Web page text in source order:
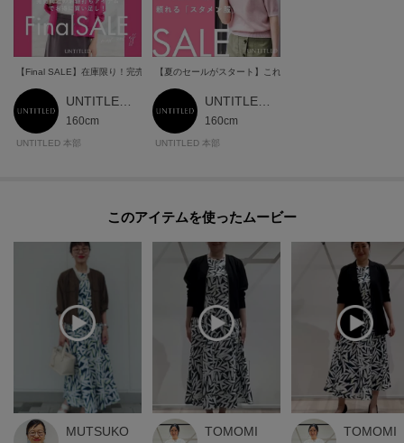
【Final SALE】在庫限り！完売間近のお値打ちアイテム
160cm
UNTITLED 本部
【夏のセールがスタート】これを見れば狙い目アイテムが丸
160cm
UNTITLED 本部
このアイテムを使ったムービー
MUTSUKO TOMOMI TOMOMI